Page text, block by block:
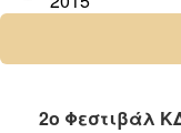
2025
2022
2ο Φεστιβάλ